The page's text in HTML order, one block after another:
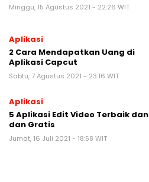
Minggu, 15 Agustus 2021 - 22:26 WIT
Aplikasi
2 Cara Mendapatkan Uang di
Aplikasi Capcut
Sabtu, 7 Agustus 2021 - 23:16 WIT
Aplikasi
5 Aplikasi Edit Video Terbaik dan
dan Gratis
Jumat, 16 Juli 2021 - 18:58 WIT